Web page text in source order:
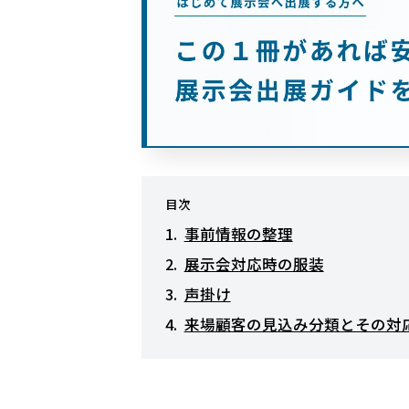
目次
事前情報の整理
展示会対応時の服装
声掛け
来場顧客の見込み分類とその対